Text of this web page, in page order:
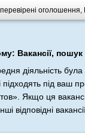
оголошення,
Вакансії,
діяльність
підходять під ваш
Якщо ця
відповідні